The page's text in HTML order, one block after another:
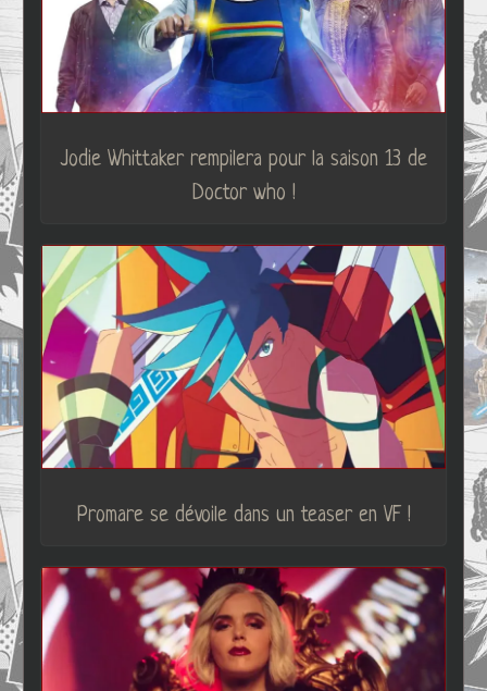
Jodie Whittaker rempilera pour la saison 13 de
Doctor who !
Promare se dévoile dans un teaser en VF !